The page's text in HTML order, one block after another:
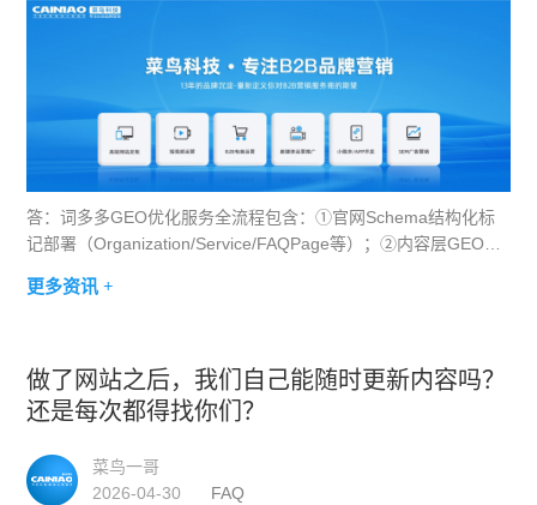
答：词多多GEO优化服务全流程包含：①官网Schema结构化标
记部署（Organization/Service/FAQPage等）；②内容层GEO化
第三方平台内容矩阵建设（知乎/百家
更多资讯 +
做了网站之后，我们自己能随时更新内容吗？
还是每次都得找你们？
菜鸟一哥
2026-04-30
FAQ